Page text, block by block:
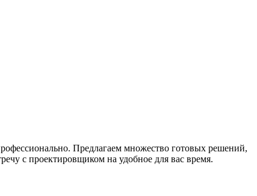
Предлагаем множество готовых решений,
с проектировщиком на удобное для вас время.